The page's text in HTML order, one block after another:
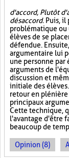
d'accord, Plutôt
désaccord. Puis, il
problématique ou
élèves de se
défendue.
argumentaire lui
une personne par
arguments de
discussion et
initiale des
retour en
principaux
Cette technique,
l'avantage d'être
beaucoup de
Opinion (8)